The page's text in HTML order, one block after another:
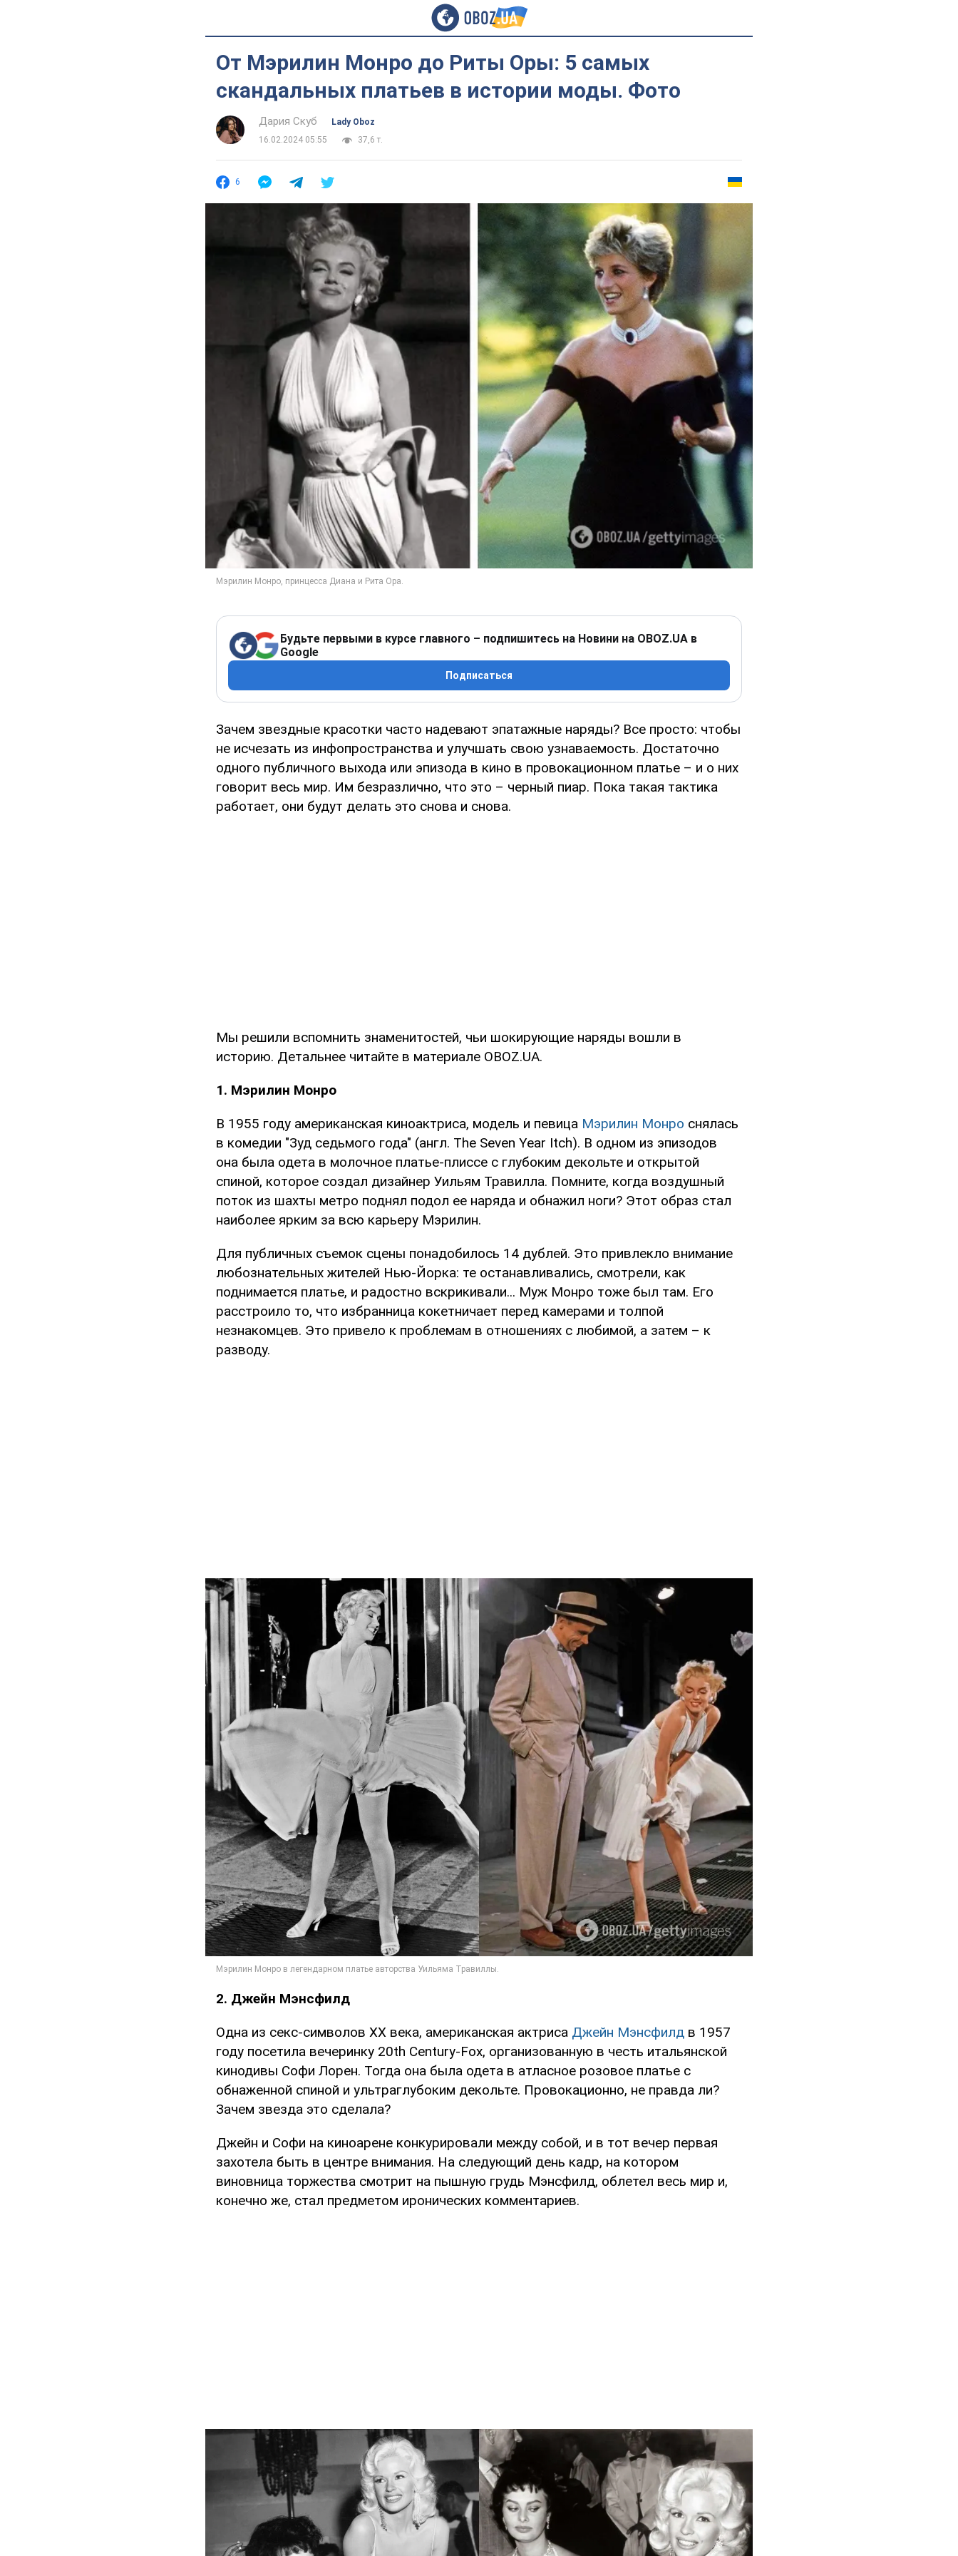
От Мэрилин Монро до Риты Оры: 5 самых
скандальных платьев в истории моды. Фото
Дария Скуб
Lady Oboz
16.02.2024 05:55
37,6 т.
6
Будьте первыми в курсе главного – подпишитесь на Новини на OBOZ.UA в
Google
Подписаться
Зачем звездные красотки часто надевают эпатажные наряды? Все просто: чтобы
не исчезать из инфопространства и улучшать свою узнаваемость. Достаточно
одного публичного выхода или эпизода в кино в провокационном платье – и о них
говорит весь мир. Им безразлично, что это – черный пиар. Пока такая тактика
работает, они будут делать это снова и снова.
Мы решили вспомнить знаменитостей, чьи шокирующие наряды вошли в
историю. Детальнее читайте в материале OBOZ.UA.
1. Мэрилин Монро
В 1955 году американская киноактриса, модель и певица Мэрилин Монро снялась
в комедии "Зуд седьмого года" (англ. The Seven Year Itch). В одном из эпизодов
она была одета в молочное платье-плиссе с глубоким декольте и открытой
спиной, которое создал дизайнер Уильям Травилла. Помните, когда воздушный
поток из шахты метро поднял подол ее наряда и обнажил ноги? Этот образ стал
наиболее ярким за всю карьеру Мэрилин.
Для публичных съемок сцены понадобилось 14 дублей. Это привлекло внимание
любознательных жителей Нью-Йорка: те останавливались, смотрели, как
поднимается платье, и радостно вскрикивали... Муж Монро тоже был там. Его
расстроило то, что избранница кокетничает перед камерами и толпой
незнакомцев. Это привело к проблемам в отношениях с любимой, а затем – к
разводу.
2. Джейн Мэнсфилд
Одна из секс-символов ХХ века, американская актриса Джейн Мэнсфилд в 1957
году посетила вечеринку 20th Century-Fox, организованную в честь итальянской
кинодивы Софи Лорен. Тогда она была одета в атласное розовое платье с
обнаженной спиной и ультраглубоким декольте. Провокационно, не правда ли?
Зачем звезда это сделала?
Джейн и Софи на киноарене конкурировали между собой, и в тот вечер первая
захотела быть в центре внимания. На следующий день кадр, на котором
виновница торжества смотрит на пышную грудь Мэнсфилд, облетел весь мир и,
конечно же, стал предметом иронических комментариев.